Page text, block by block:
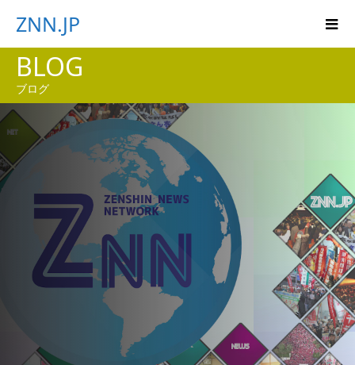
ZNN.JP
BLOG
ブログ